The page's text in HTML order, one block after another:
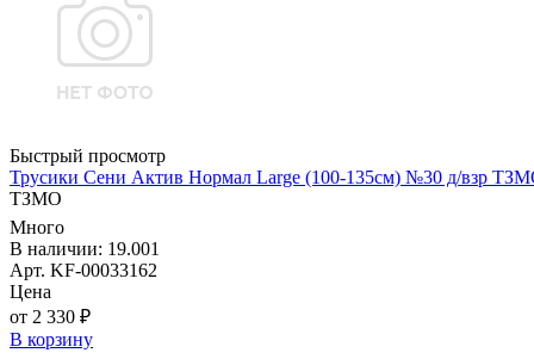
Быстрый просмотр
Трусики Сени Актив Нормал Large (100-135см) №30 д/взр
ТЗМО
Много
В наличии: 19.001
Арт. KF-00033162
Цена
от 2 330 ₽
В корзину